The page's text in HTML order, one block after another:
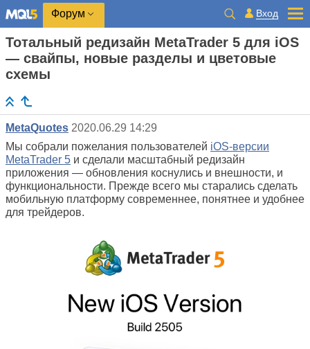
Форум Вход
Тотальный редизайн MetaTrader 5 для iOS
— свайпы, новые разделы и цветовые
схемы
MetaQuotes 2020.06.29 14:29
Мы собрали пожелания пользователей iOS-версии
MetaTrader 5 и сделали масштабный редизайн
приложения — обновления коснулись и внешности, и
функциональности. Прежде всего мы старались сделать
мобильную платформу современнее, понятнее и удобнее
для трейдеров.